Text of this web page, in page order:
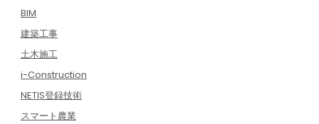
BIM
建築工事
土木施工
i-Construction
NETIS登録技術
スマート農業